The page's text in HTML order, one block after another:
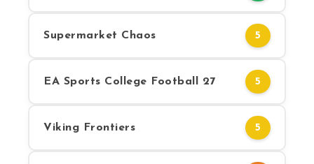
Supermarket Chaos 5
EA Sports College Football 27 5
Viking Frontiers 5